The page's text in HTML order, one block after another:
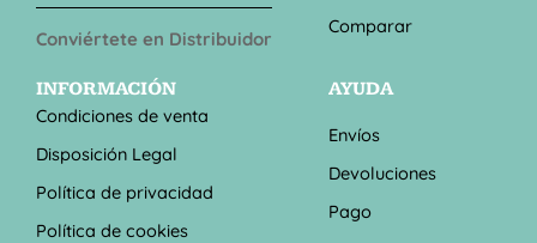
Conviértete en Distribuidor
Comparar
INFORMACIÓN
Condiciones de venta
Disposición Legal
Política de privacidad
Política de cookies
AYUDA
Envíos
Devoluciones
Pago